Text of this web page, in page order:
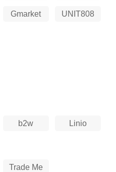
Gmarket UNIT808
b2w Linio
Trade Me